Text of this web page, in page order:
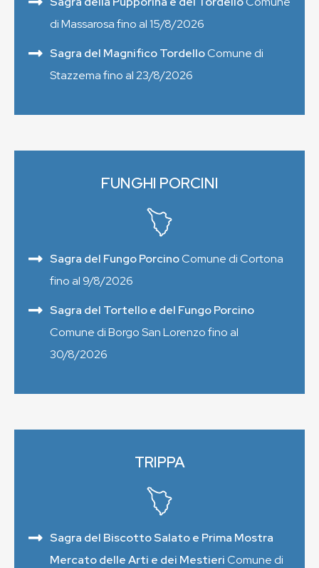
di Massarosa fino al 15/8/2026
Sagra del Magnifico TordelloComune di
Stazzema fino al 23/8/2026
FUNGHI PORCINI
Sagra del Fungo PorcinoComune di Cortona
fino al 9/8/2026
Sagra del Tortello e del Fungo Porcino
Comune di Borgo San Lorenzo fino al
30/8/2026
TRIPPA
Sagra del Biscotto Salato e Prima Mostra
Mercato delle Arti e dei MestieriComune di